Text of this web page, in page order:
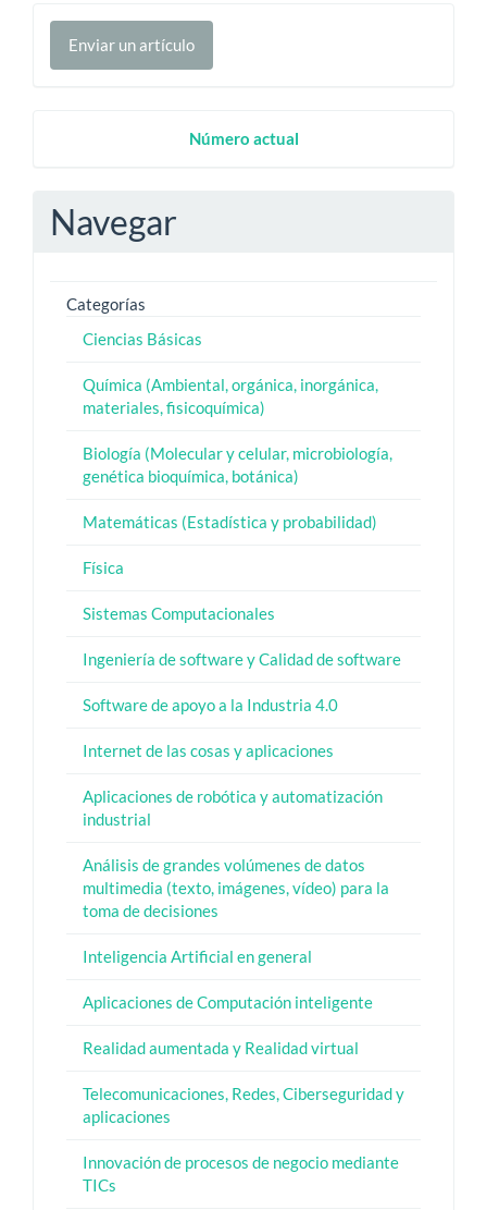
Enviar
unEnviar un artículo
Número actual
Navegar
Categorías
Ciencias Básicas
Química (Ambiental, orgánica, inorgánica,
materiales, fisicoquímica)
Biología (Molecular y celular, microbiología,
genética bioquímica, botánica)
Matemáticas (Estadística y probabilidad)
Física
Sistemas Computacionales
Ingeniería de software y Calidad de software
Software de apoyo a la Industria 4.0
Internet de las cosas y aplicaciones
Aplicaciones de robótica y automatización
industrial
Análisis de grandes volúmenes de datos
multimedia (texto, imágenes, vídeo) para la
toma de decisiones
Inteligencia Artificial en general
Aplicaciones de Computación inteligente
Realidad aumentada y Realidad virtual
Telecomunicaciones, Redes, Ciberseguridad y
aplicaciones
Innovación de procesos de negocio mediante
TICs